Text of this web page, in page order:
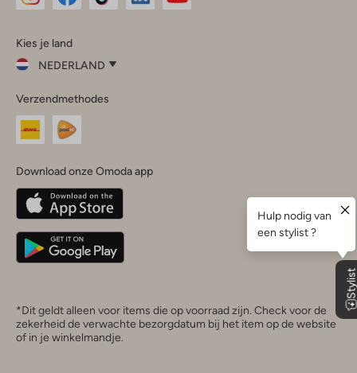
InstagramFacebook
Kies je land
NEDERLAND
je
land
Nederland
Belgique(Français)
Deutschland
Verzendmethodes
Download onze Omoda app
*Dit geldt alleen voor items die op voorraad zijn. Check voor de
zekerheid de verwachte bezorgdatum bij het item op de website
of in je winkelmandje.